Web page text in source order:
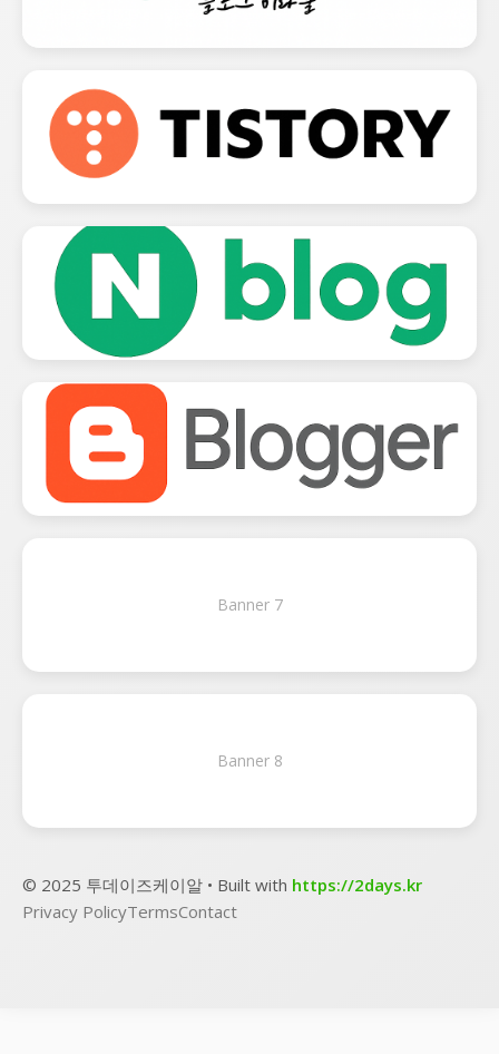
Banner 7
Banner 8
© 2025 투데이즈케이알 • Built with https://2days.kr
Privacy PolicyTermsContact